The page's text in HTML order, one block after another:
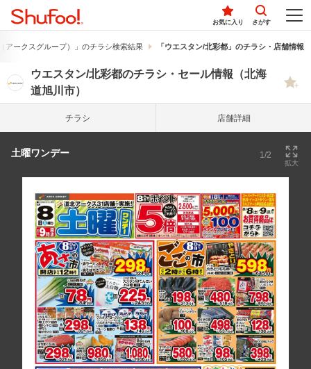
お気に入り さがす
アークスグループ）」のチラシ検索結果 「ウエスタン/北彩都」のチラシ・店舗情報
ウエスタン/北彩都のチラシ・セール情報（北海
道旭川市）
チラシ 店舗詳細
土曜ワンデー 1/2
拡大